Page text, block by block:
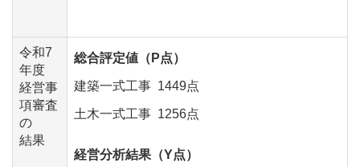
令和7
年度
経営事
項審査
の
結果
総合評定値（P点）
建築一式工事 1449点
土木一式工事 1256点
経営分析結果（Y点）